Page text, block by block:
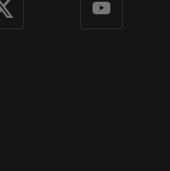
X YouTube